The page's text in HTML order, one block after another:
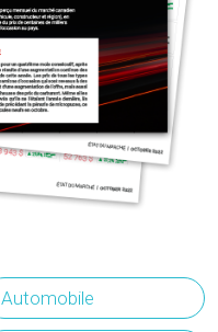
Automobile